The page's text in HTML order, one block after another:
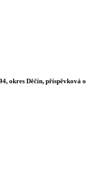
okres Děčín, příspěvková